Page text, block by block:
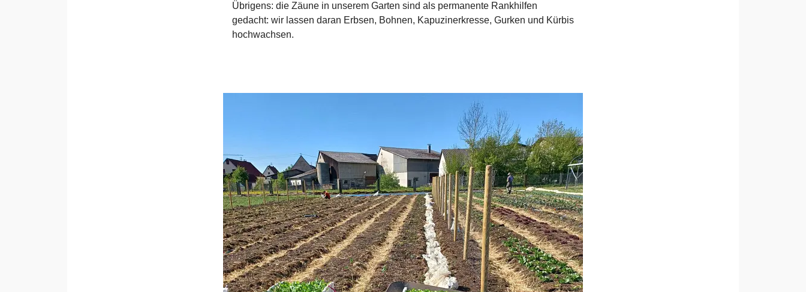
Übrigens: die Zäune in unserem Garten sind als permanente Rankhilfen
gedacht: wir lassen daran Erbsen, Bohnen, Kapuzinerkresse, Gurken und Kürbis
hochwachsen.